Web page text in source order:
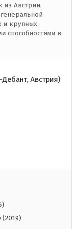
из Австрии,
и крупных
способностями в
Австрия)
(2019)